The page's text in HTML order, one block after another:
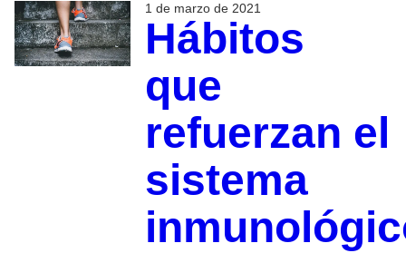
1 de marzo de 2021
Hábitos
que
refuerzan el
sistema